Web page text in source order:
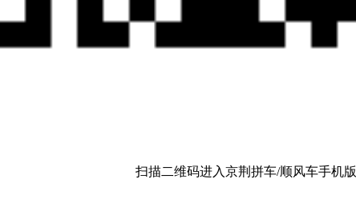
扫描二维码进入京荆拼车/顺风车手机版